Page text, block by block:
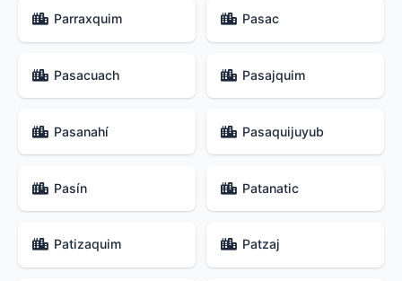
Parraxquim Pasac
Pasacuach Pasajquim
Pasanahí Pasaquijuyub
Pasín Patanatic
Patizaquim Patzaj